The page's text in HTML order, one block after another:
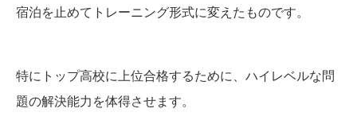
宿泊を止めてトレーニング形式に変えたものです。
特にトップ高校に上位合格するために、ハイレベルな問
題の解決能力を体得させます。